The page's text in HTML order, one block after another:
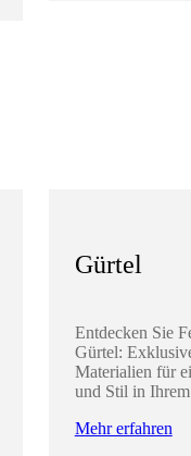
Gürtel
Entdecken Sie
Gürtel:
Materialien für
und Stil in
Mehr erfahren